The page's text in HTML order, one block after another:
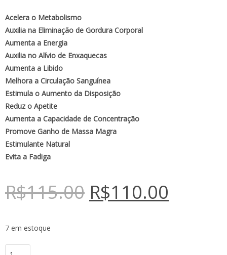
Acelera o Metabolismo
Auxilia na Eliminação de Gordura Corporal
Aumenta a Energia
Auxilia no Alívio de Enxaquecas
Aumenta a Libido
Melhora a Circulação Sanguínea
Estimula o Aumento da Disposição
Reduz o Apetite
Aumenta a Capacidade de Concentração
Promove Ganho de Massa Magra
Estimulante Natural
Evita a Fadiga
R$115.00 R$110.00
7 em estoque